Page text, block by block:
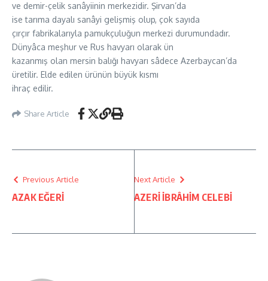
ve demir-çelik sanâyiinin merkezidir. Şirvan’da
ise tarıma dayalı sanâyi gelişmiş olup, çok sayıda
çırçır fabrikalarıyla pamukçuluğun merkezi durumundadır.
Dünyâca meşhur ve Rus havyarı olarak ün
kazanmış olan mersin balığı havyarı sâdece Azerbaycan’da
üretilir. Elde edilen ürünün büyük kısmı
ihraç edilir.
Share Article
Previous Article
AZAK EĞERİ
Next Article
AZERİ İBRÂHİM CELEBİ